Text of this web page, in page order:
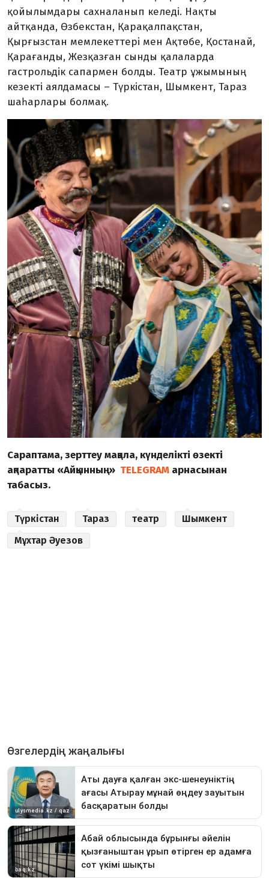
қойылымдары сахналанып келеді. Нақты
айтқанда, Өзбекстан, Қарақалпақстан,
Қырғызстан мемлекеттері мен Ақтөбе, Қостанай,
Қарағанды, Жезқазған сынды қалаларда
гастрольдік сапармен болды. Театр ұжымының
кезекті аялдамасы – Түркістан, Шымкент, Тараз
шаһарлары болмақ.
Сараптама, зерттеу мақала, күнделікті өзекті
ақпаратты «Айқынның» TELEGRAM арнасынан
табасыз.
Түркістан Тараз театр
Шымкент
Мұхтар Әуезов